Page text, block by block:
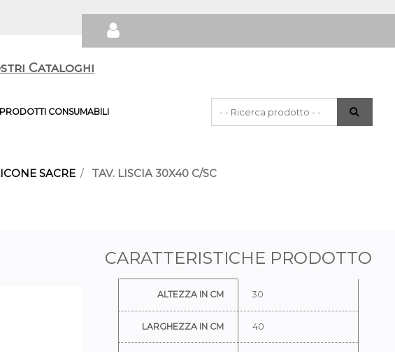
Cataloghi
PRODOTTI CONSUMABILI
La modifica di un filtro aggiorna
SACRE TAV. LISCIA 30X40 C/SC
CARATTERISTICHE PRODOTTO
ALTEZZA IN CM 30
LARGHEZZA IN CM 40